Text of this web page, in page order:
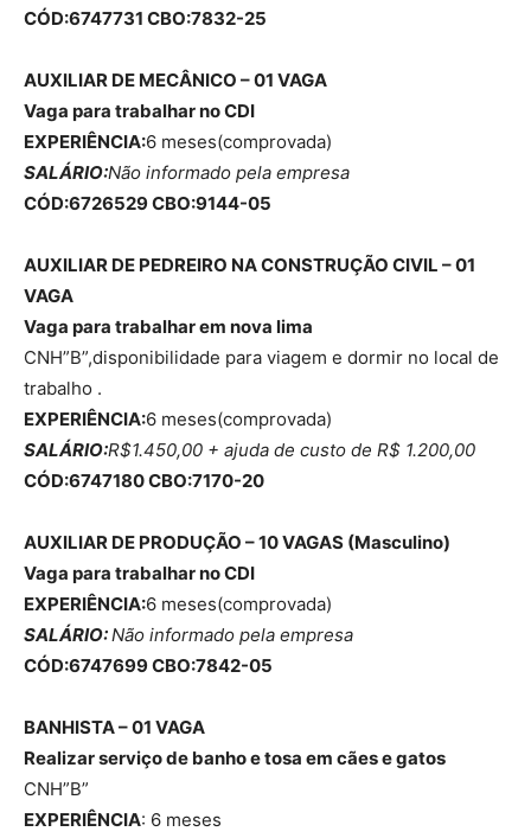
CÓD:6747731 CBO:7832-25
AUXILIAR DE MECÂNICO – 01 VAGA
Vaga para trabalhar no CDI
EXPERIÊNCIA:6 meses(comprovada)
SALÁRIO:Não informado pela empresa
CÓD:6726529 CBO:9144-05
AUXILIAR DE PEDREIRO NA CONSTRUÇÃO CIVIL – 01
VAGA
Vaga para trabalhar em nova lima
CNH”B”,disponibilidade para viagem e dormir no local de
trabalho .
EXPERIÊNCIA:6 meses(comprovada)
SALÁRIO:R$1.450,00 + ajuda de custo de R$ 1.200,00
CÓD:6747180 CBO:7170-20
AUXILIAR DE PRODUÇÃO – 10 VAGAS (Masculino)
Vaga para trabalhar no CDI
EXPERIÊNCIA:6 meses(comprovada)
SALÁRIO:Não informado pela empresa
CÓD:6747699 CBO:7842-05
BANHISTA – 01 VAGA
Realizar serviço de banho e tosa em cães e gatos
CNH”B”
EXPERIÊNCIA: 6 meses